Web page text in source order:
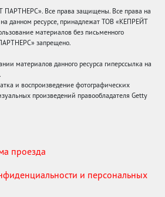
Все права защищены. Все права на
данном ресурсе, принадлежат ТОВ «КЕПРЕЙТ
материалов без письменного
запрещено.
материалов данного ресурса гиперссылка на
и воспроизведение фотографических
произведений правообладателя Getty
проезда
и персональных